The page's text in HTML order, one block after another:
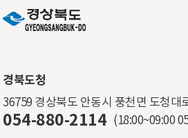
경북도청
36759 경상북도 안동시 풍천면 도청대
054-880-2114 (18:00~09:00